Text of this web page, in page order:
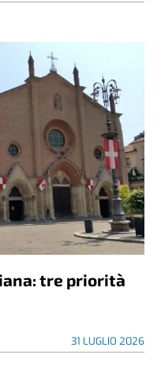
tre priorità
31 LUGLIO 2026